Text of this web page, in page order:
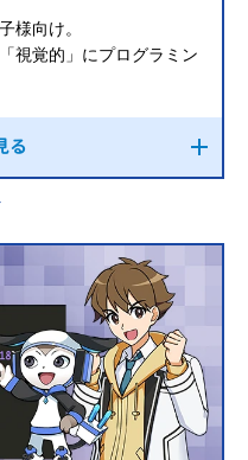
様向け。
視覚的」にプログラミン
る